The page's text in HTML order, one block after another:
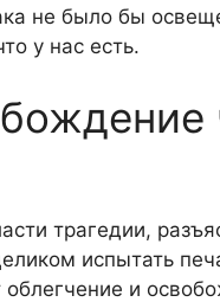
не было бы
у нас есть.
трагедии,
испытать
и